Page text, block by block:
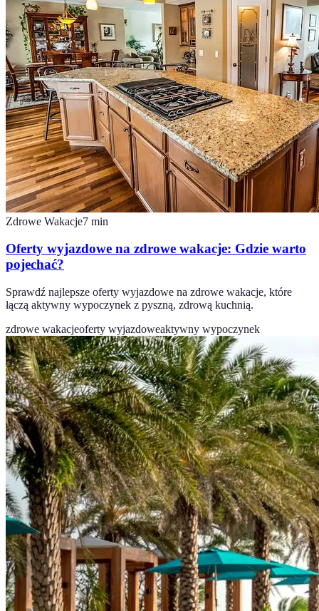
Zdrowe Wakacje7 min
Oferty wyjazdowe na zdrowe wakacje: Gdzie warto
pojechać?
Sprawdź najlepsze oferty wyjazdowe na zdrowe wakacje, które
łączą aktywny wypoczynek z pyszną, zdrową kuchnią.
zdrowe wakacjeoferty wyjazdoweaktywny wypoczynek